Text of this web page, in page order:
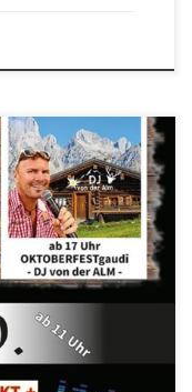
wir uns euch
16.10.2022, wieder
werden. Neben
hat für die
– bekannt als der